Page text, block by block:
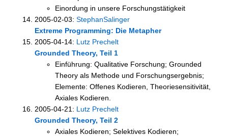
Einordung in unsere Forschungstätigkeit
2005-02-03: StephanSalinger
Extreme Programming: Die Metapher
2005-04-14: Lutz Prechelt
Grounded Theory, Teil 1
Einführung: Qualitative Forschung; Grounded
Theory als Methode und Forschungsergebnis;
Elemente: Offenes Kodieren, Theoriesensitivität,
Axiales Kodieren.
2005-04-21: Lutz Prechelt
Grounded Theory, Teil 2
Axiales Kodieren; Selektives Kodieren;